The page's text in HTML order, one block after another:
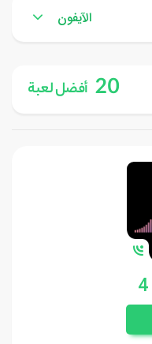
الآيفون
20 أفضل لعبة
4